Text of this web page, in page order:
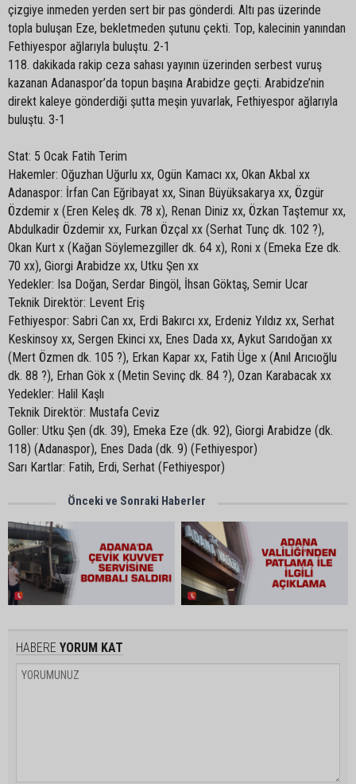
çizgiye inmeden yerden sert bir pas gönderdi. Altı pas üzerinde
topla buluşan Eze, bekletmeden şutunu çekti. Top, kalecinin yanından
Fethiyespor ağlarıyla buluştu. 2-1
118. dakikada rakip ceza sahası yayının üzerinden serbest vuruş
kazanan Adanaspor’da topun başına Arabidze geçti. Arabidze’nin
direkt kaleye gönderdiği şutta meşin yuvarlak, Fethiyespor ağlarıyla
buluştu. 3-1
Stat: 5 Ocak Fatih Terim
Hakemler: Oğuzhan Uğurlu xx, Ogün Kamacı xx, Okan Akbal xx
Adanaspor: İrfan Can Eğribayat xx, Sinan Büyüksakarya xx, Özgür
Özdemir x (Eren Keleş dk. 78 x), Renan Diniz xx, Özkan Taştemur xx,
Abdulkadir Özdemir xx, Furkan Özçal xx (Serhat Tunç dk. 102 ?),
Okan Kurt x (Kağan Söylemezgiller dk. 64 x), Roni x (Emeka Eze dk.
70 xx), Giorgi Arabidze xx, Utku Şen xx
Yedekler: Isa Doğan, Serdar Bingöl, İhsan Göktaş, Semir Ucar
Teknik Direktör: Levent Eriş
Fethiyespor: Sabri Can xx, Erdi Bakırcı xx, Erdeniz Yıldız xx, Serhat
Keskinsoy xx, Sergen Ekinci xx, Enes Dada xx, Aykut Sarıdoğan xx
(Mert Özmen dk. 105 ?), Erkan Kapar xx, Fatih Üge x (Anıl Arıcıoğlu
dk. 88 ?), Erhan Gök x (Metin Sevinç dk. 84 ?), Ozan Karabacak xx
Yedekler: Halil Kaşlı
Teknik Direktör: Mustafa Ceviz
Goller: Utku Şen (dk. 39), Emeka Eze (dk. 92), Giorgi Arabidze (dk.
118) (Adanaspor), Enes Dada (dk. 9) (Fethiyespor)
Sarı Kartlar: Fatih, Erdi, Serhat (Fethiyespor)
Önceki ve Sonraki Haberler
HABERE YORUM KAT